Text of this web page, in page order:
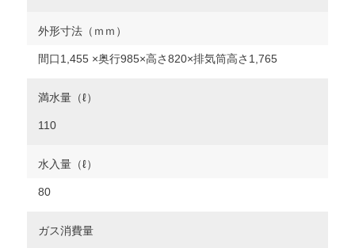
外形寸法（ｍｍ）
間口1,455 ×奥行985×高さ820×排気筒高さ1,765
満水量（ℓ）
110
水入量（ℓ）
80
ガス消費量